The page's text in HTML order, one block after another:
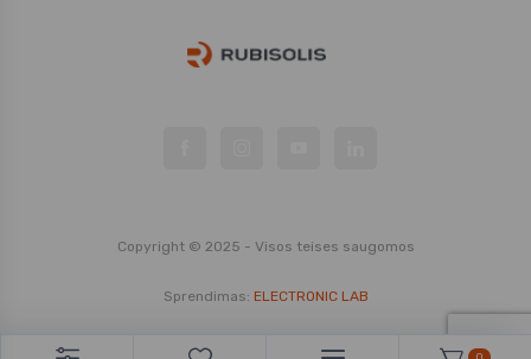
Copyright © 2025 - Visos teises saugomos
Sprendimas: ELECTRONIC LAB